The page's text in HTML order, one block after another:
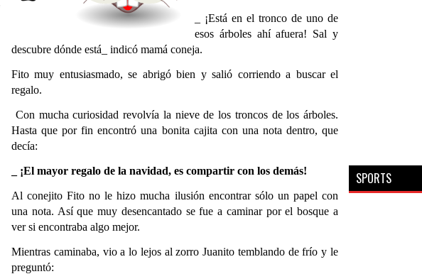
_ ¡Está en el tronco de uno de
esos árboles ahí afuera! Sal y
descubre dónde está_ indicó mamá coneja.
Fito muy entusiasmado, se abrigó bien y salió corriendo a buscar el
regalo.
Con mucha curiosidad revolvía la nieve de los troncos de los árboles.
Hasta que por fin encontró una bonita cajita con una nota dentro, que
decía:
_ ¡El mayor regalo de la navidad, es compartir con los demás!
Al conejito Fito no le hizo mucha ilusión encontrar sólo un papel con
una nota. Así que muy desencantado se fue a caminar por el bosque a
ver si encontraba algo mejor.
Mientras caminaba, vio a lo lejos al zorro Juanito temblando de frío y le
preguntó:
SPORTS